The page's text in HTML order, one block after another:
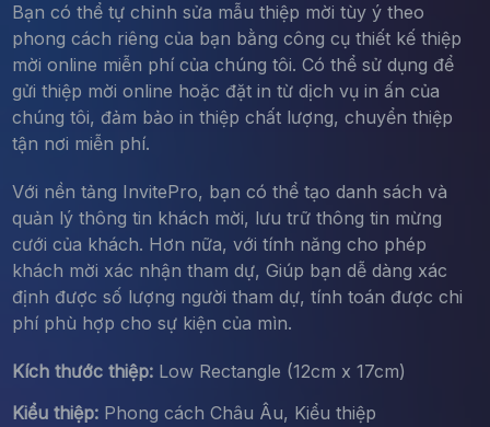
Bạn có thể tự chỉnh sửa mẫu thiệp mời tùy ý theo
phong cách riêng của bạn bằng công cụ thiết kế thiệp
mời online miễn phí của chúng tôi. Có thể sử dụng để
gửi thiệp mời online hoặc đặt in từ dịch vụ in ấn của
chúng tôi, đảm bảo in thiệp chất lượng, chuyển thiệp
tận nơi miễn phí.
Với nền tảng InvitePro, bạn có thể tạo danh sách và
quản lý thông tin khách mời, lưu trữ thông tin mừng
cưới của khách. Hơn nữa, với tính năng cho phép
khách mời xác nhận tham dự, Giúp bạn dễ dàng xác
định được số lượng người tham dự, tính toán được chi
phí phù hợp cho sự kiện của mìn.
Kích thước thiệp:Low Rectangle (12cm x 17cm)
Kiểu thiệp:Phong cách Châu Âu, Kiểu thiệp